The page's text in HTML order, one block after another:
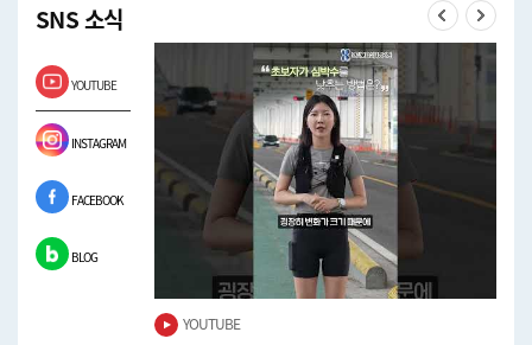
SNS 소식
YOUTUBE
INSTAGRAM
FACEBOOK
BLOG
Previous
YOUTUBE
Next